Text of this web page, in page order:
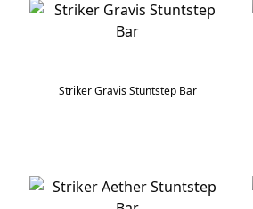
Striker Gravis Stuntstep Bar